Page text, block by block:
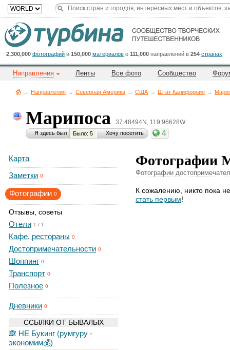
2,300,000 фотографий и 150,000 материалов о 111,000 направлений в 254 странах
Направления Ленты Все фото Сообщество
→ Направления → Северная Америка → CША → Штат Калифорния →
Марипоса 37.48494N, 119.96628W
Я здесь был Было: 5 Хочу посетить 4
Карта
Заметки 0
Фотографии 0
Отзывы, советы
Отели 1 / 1
Кафе, рестораны 0
Достопримечательности 0
Шоппинг 0
Транспорт 0
Полезное 0
Дневники 0
ССЫЛКИ ОТ БЫВАЛЫХ
🙈 НЕ Букинг (румгуру -
экономим💰)
Фотографии
Фотографии
К сожалению, никто пока
стать первым!
Cейчас
на
сайте:
Title
Button